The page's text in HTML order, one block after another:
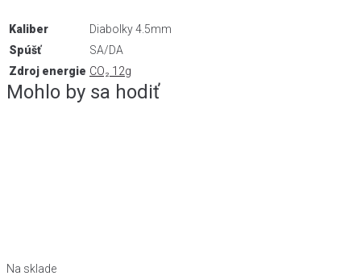
Kaliber
Diabolky 4.5mm
Spúšť
SA/DA
Zdroj energie CO₂ 12g
Mohlo by sa hodiť
Na sklade